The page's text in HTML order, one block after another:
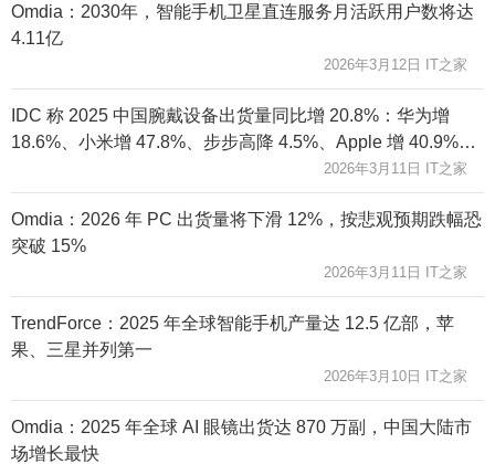
Omdia：2030年，智能手机卫星直连服务月活跃用户数将达
4.11亿
2026年3月12日 IT之家
IDC 称 2025 中国腕戴设备出货量同比增 20.8%：华为增
18.6%、小米增 47.8%、步步高降 4.5%、Apple 增 40.9%、
2026年3月11日 IT之家
Omdia：2026 年 PC 出货量将下滑 12%，按悲观预期跌幅恐
突破 15%
2026年3月11日 IT之家
TrendForce：2025 年全球智能手机产量达 12.5 亿部，苹
果、三星并列第一
2026年3月10日 IT之家
Omdia：2025 年全球 AI 眼镜出货达 870 万副，中国大陆市
场增长最快